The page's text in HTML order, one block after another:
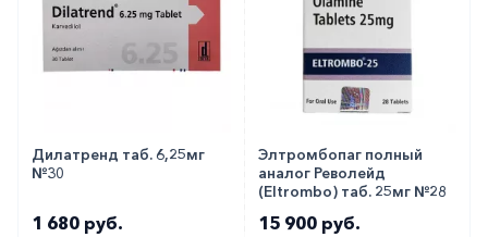
Как оформить заказ?
Вы можете заказать препарат с доставкой в
аптеку-партнёра в вашем городе. Для этого Вы
можете оформить бронирование на сайте или
заказать по телефону
8 800 301 52 86(бесплатно
с любого телефона по РФ)
Дилатренд таб. 6,25мг
№30
1 680 руб.
Элтромбопаг полный
аналог Револейд
(Eltrombo) таб. 25мг №28
15 900 руб.